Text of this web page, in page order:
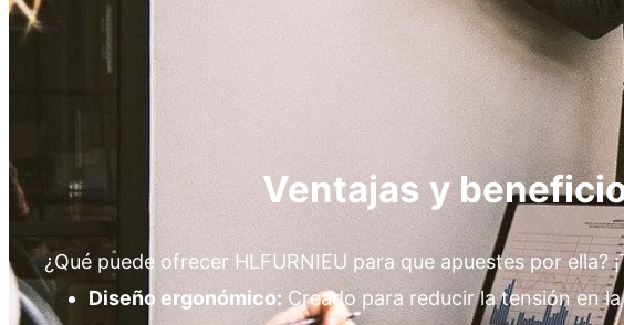
Ventajas y
¿Qué puede ofrecer HLFURNIEU para que apuestes por ella?
Diseño ergonómico: Creado para reducir la tensión en